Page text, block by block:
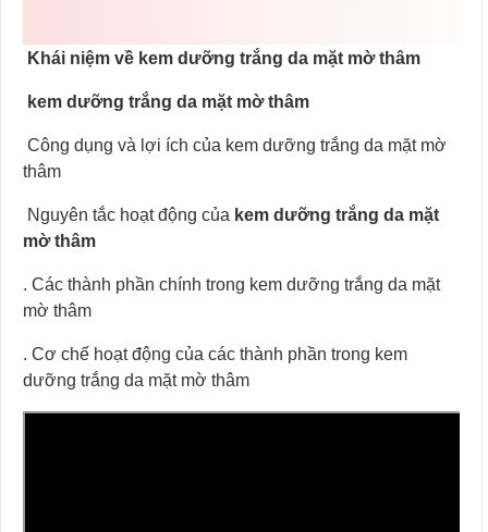
Khái niệm về kem dưỡng trắng da mặt mờ thâm
kem dưỡng trắng da mặt mờ thâm
Công dụng và lợi ích của kem dưỡng trắng da mặt mờ
thâm
Nguyên tắc hoạt động của kem dưỡng trắng da mặt
mờ thâm
. Các thành phần chính trong kem dưỡng trắng da mặt
mờ thâm
. Cơ chế hoạt động của các thành phần trong kem
dưỡng trắng da mặt mờ thâm